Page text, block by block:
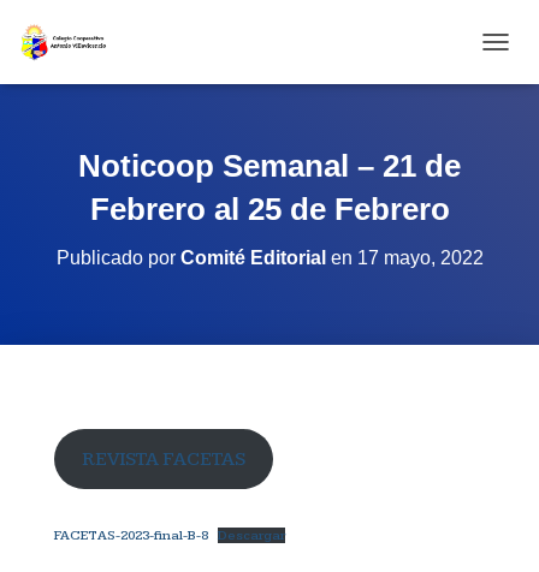
Noticoop Semanal – 21 de
Febrero al 25 de Febrero
Publicado por Comité Editorial en 17 mayo, 2022
REVISTA FACETAS
FACETAS-2023-final-B-8 Descargar